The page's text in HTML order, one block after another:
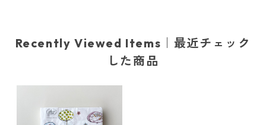
Recently Viewed Items｜最近チェック
した商品